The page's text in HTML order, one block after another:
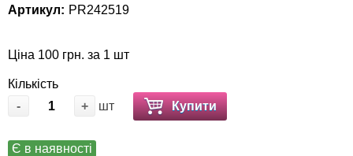
Артикул: PR242519
Ціна 100 грн. за 1 шт
Кількість
-
+ шт Купити
Є в наявності
матеріали